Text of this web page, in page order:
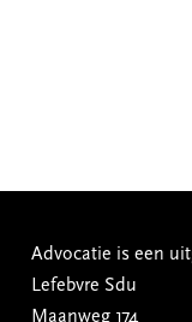
Advocatie is een
Lefebvre Sdu
Maanweg 174